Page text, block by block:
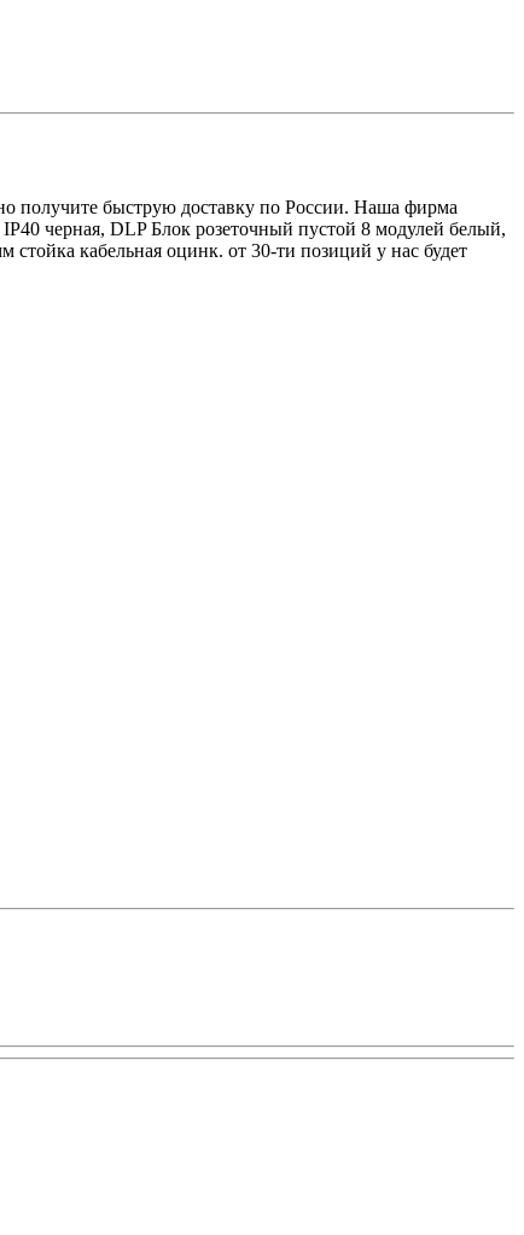
получите быструю доставку по России. Наша фирма
черная, DLP Блок розеточный пустой 8 модулей белый,
кабельная оцинк. от 30-ти позиций у нас будет